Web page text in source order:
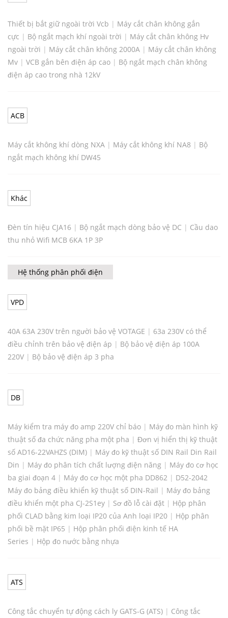
Thiết bị bắt giữ ngoài trời Vcb | Máy cắt chân không gắn
cực | Bộ ngắt mạch khí ngoài trời | Máy cắt chân không Hv
ngoài trời | Máy cắt chân không 2000A | Máy cắt chân không
Mv | VCB gắn bên điện áp cao | Bộ ngắt mạch chân không
điện áp cao trong nhà 12kV
ACB
Máy cắt không khí dòng NXA | Máy cắt không khí NA8 | Bộ
ngắt mạch không khí DW45
Khác
Đèn tín hiệu CJA16 | Bộ ngắt mạch dòng bảo vệ DC | Cầu dao
thu nhỏ Wifi MCB 6KA 1P 3P
Hệ thống phân phối điện
VPD
40A 63A 230V trên người bảo vệ VOTAGE | 63a 230V có thể
điều chỉnh trên bảo vệ điện áp | Bộ bảo vệ điện áp 100A
220V | Bộ bảo vệ điện áp 3 pha
DB
Máy kiểm tra máy đo amp 220V chỉ báo | Máy đo màn hình kỹ
thuật số đa chức năng pha một pha | Đơn vị hiển thị kỹ thuật
số AD16-22VAHZS (DIM) | Máy đo kỹ thuật số DIN Rail Din Rail
Din | Máy đo phân tích chất lượng điện năng | Máy đo cơ học
ba giai đoạn 4 | Máy đo cơ học một pha DD862 | D52-2042
Máy đo bảng điều khiển kỹ thuật số DIN-Rail | Máy đo bảng
điều khiển một pha CJ-2S1ey | Sơ đồ lỗ cài đặt | Hộp phân
phối CLAD bằng kim loại IP20 của Anh loại IP20 | Hộp phân
phối bề mặt IP65 | Hộp phân phối điện kinh tế HA
Series | Hộp đo nước bằng nhựa
ATS
Công tắc chuyển tự động cách ly GATS-G (ATS) | Công tắc